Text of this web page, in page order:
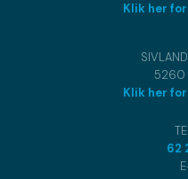
Klik her
5260
Klik her
62